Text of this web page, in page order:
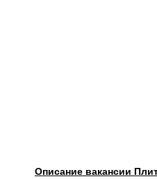
Описание вакансии